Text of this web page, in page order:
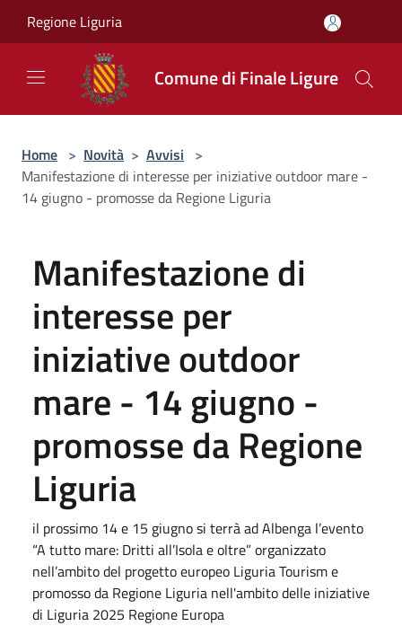
Regione Liguria
Comune di Finale Ligure
Home > Novità > Avvisi >
Manifestazione di interesse per iniziative outdoor mare -
14 giugno - promosse da Regione Liguria
Manifestazione di
interesse per
iniziative outdoor
mare - 14 giugno -
promosse da Regione
Liguria
il prossimo 14 e 15 giugno si terrà ad Albenga l’evento
“A tutto mare: Dritti all’Isola e oltre” organizzato
nell’ambito del progetto europeo Liguria Tourism e
promosso da Regione Liguria nell'ambito delle iniziative
di Liguria 2025 Regione Europa